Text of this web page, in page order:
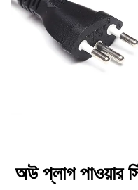
অউ প্লাগ পাওয়ার